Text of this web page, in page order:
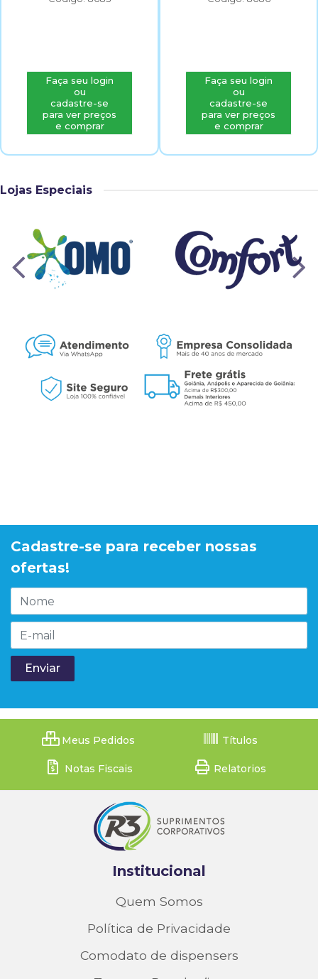
Faça seu login
ou
cadastre-se
para ver preços
e comprar
Faça seu login
ou
cadastre-se
para ver preços
e comprar
Lojas Especiais
Cadastre-se para receber nossas
ofertas!
Meus Pedidos Títulos
Notas Fiscais Relatorios
Institucional
Quem Somos
Política de Privacidade
Comodato de dispensers